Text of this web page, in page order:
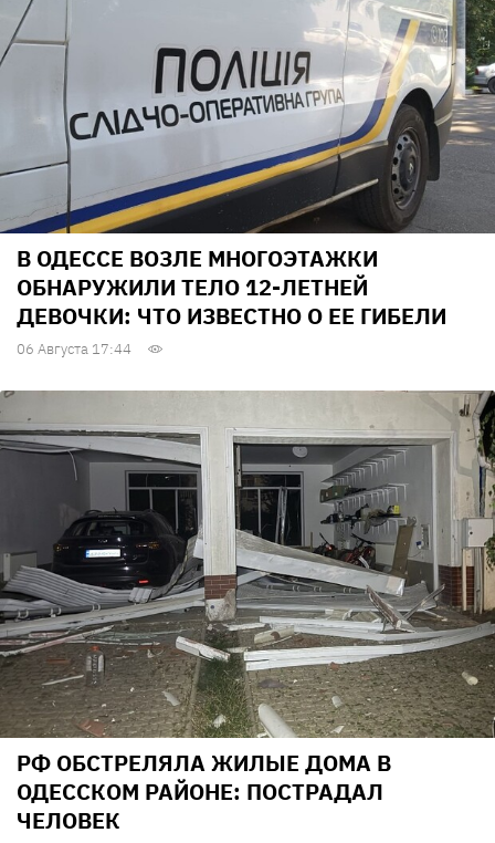
В ОДЕССЕ ВОЗЛЕ МНОГОЭТАЖКИ
ОБНАРУЖИЛИ ТЕЛО 12-ЛЕТНЕЙ
ДЕВОЧКИ: ЧТО ИЗВЕСТНО О ЕЕ ГИБЕЛИ
06 Августа 17:44
РФ ОБСТРЕЛЯЛА ЖИЛЫЕ ДОМА В
ОДЕССКОМ РАЙОНЕ: ПОСТРАДАЛ
ЧЕЛОВЕК